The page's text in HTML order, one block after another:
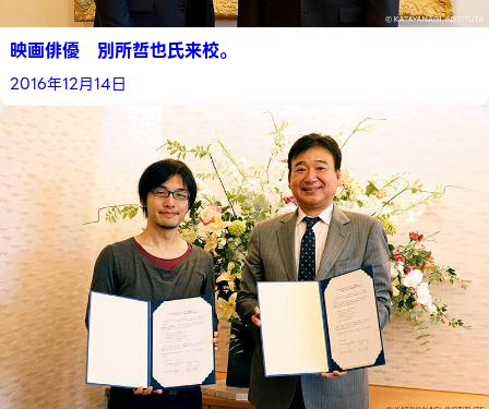
映画俳優 別所哲也氏来校。
2016年12月14日